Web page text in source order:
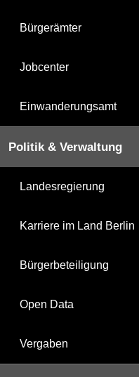
Bürgerämter
Jobcenter
Einwanderungsamt
Politik & Verwaltung
Landesregierung
Karriere im Land Berlin
Bürgerbeteiligung
Open Data
Vergaben